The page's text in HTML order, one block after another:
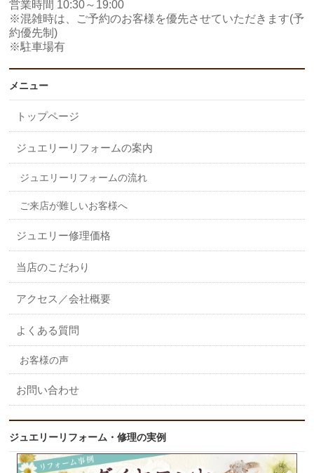
営業時間 10:30～19:00
※混雑時は、ご予約のお客様を優先させていただきます(予
約優先制)
※駐車場有
メニュー
トップページ
ジュエリーリフォームの案内
ジュエリーリフォームの流れ
ご来店が難しいお客様へ
ジュエリー修理価格
当店のこだわり
アクセス／会社概要
よくある質問
お客様の声
お問い合わせ
ジュエリーリフォーム・修理の実例